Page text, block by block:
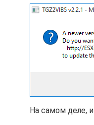
На самом деле,